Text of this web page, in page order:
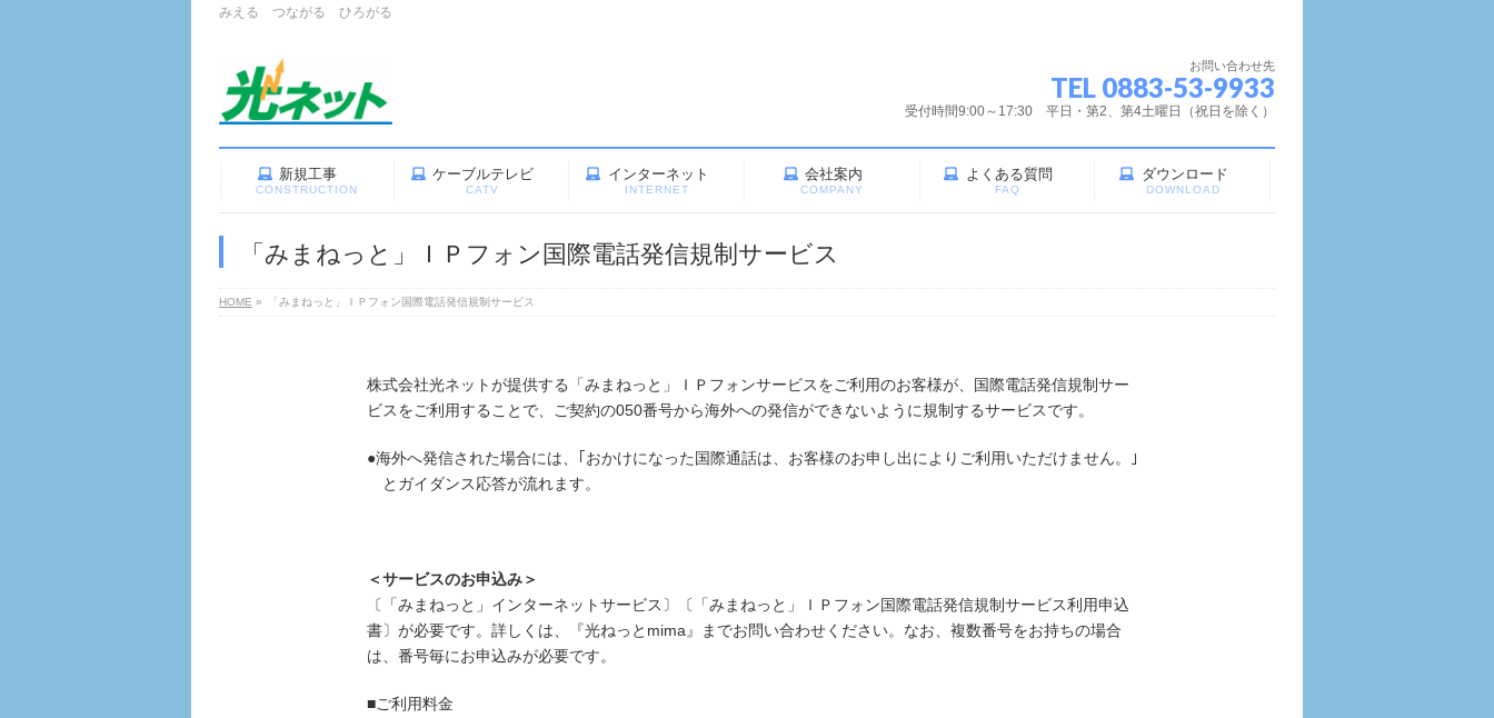
みえる つながる ひろがる
お問い合わせ先
TEL 0883-53-9933
受付時間9:00～17:30 平日・第2、第4土曜日（祝日を除く）
新規工事
CONSTRUCTION
ケーブルテレビ
CATV
インターネット
INTERNET
会社案内
COMPANY
よくある質問
FAQ
ダウンロード
DOWNLOAD
「みまねっと」ＩＰフォン国際電話発信規制サービス
HOME » 「みまねっと」ＩＰフォン国際電話発信規制サービス
株式会社光ネットが提供する「みまねっと」ＩＰフォンサービスをご利用のお客様が、国際電話発信規制サー
ビスをご利用することで、ご契約の050番号から海外への発信ができないように規制するサービスです。
●海外へ発信された場合には、｢おかけになった国際通話は、お客様のお申し出によりご利用いただけません。｣
とガイダンス応答が流れます。
＜サービスのお申込み＞
〔「みまねっと」インターネットサービス〕〔「みまねっと」ＩＰフォン国際電話発信規制サービス利用申込
書〕が必要です。詳しくは、『光ねっとmima』までお問い合わせください。なお、複数番号をお持ちの場合
は、番号毎にお申込みが必要です。
■ご利用料金